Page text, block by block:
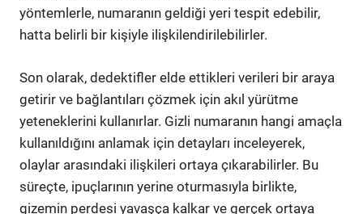
yöntemlerle, numaranın geldiği yeri tespit edebilir,
hatta belirli bir kişiyle ilişkilendirilebilirler.
Son olarak, dedektifler elde ettikleri verileri bir araya
getirir ve bağlantıları çözmek için akıl yürütme
yeteneklerini kullanırlar. Gizli numaranın hangi amaçla
kullanıldığını anlamak için detayları inceleyerek,
olaylar arasındaki ilişkileri ortaya çıkarabilirler. Bu
süreçte, ipuçlarının yerine oturmasıyla birlikte,
gizemin perdesi yavaşça kalkar ve gerçek ortaya